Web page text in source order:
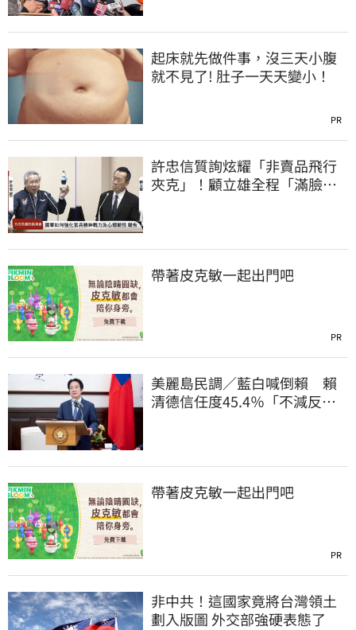
起床就先做件事，沒三天小腹
就不見了! 肚子一天天變小！
PR
許忠信質詢炫耀「非賣品飛行
夾克」！顧立雄全程「滿臉問
帶著皮克敏一起出門吧
PR
美麗島民調／藍白喊倒賴 賴
清德信任度45.4％「不減反
帶著皮克敏一起出門吧
PR
非中共！這國家竟將台灣領土
劃入版圖 外交部強硬表態了